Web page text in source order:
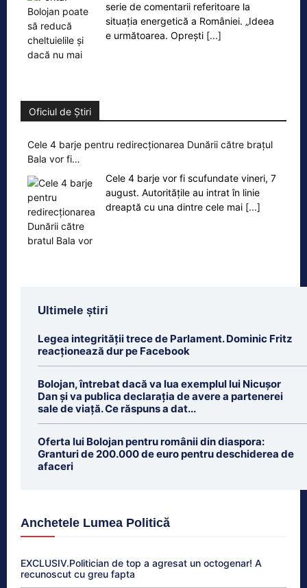
serie de comentarii referitoare la
situația energetică a României. „Ideea
e următoarea. Oprești [...]
Oficiul de Știri
Cele 4 barje pentru redirecționarea Dunării către brațul
Bala vor fi…
Cele 4 barje vor fi scufundate vineri, 7
august. Autoritățile au intrat în linie
dreaptă cu una dintre cele mai [...]
Ultimele știri
Legea integrității trece de Parlament. Dominic Fritz
reacționează dur pe Facebook
Bolojan, întrebat dacă va lua exemplul lui Nicușor
Dan și va publica declarația de avere a partenerei
sale de viață. Ce răspuns a dat...
Oferta lui Bolojan pentru românii din diaspora:
Granturi de 200.000 de euro pentru deschiderea de
afaceri
Anchetele Lumea Politică
EXCLUSIV.Politician de top a agresat un octogenar! A
recunoscut cu greu fapta